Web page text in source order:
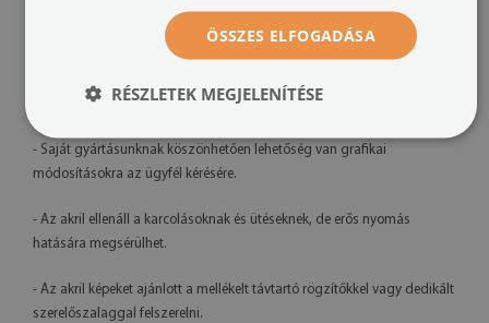
További információk:
kalibrációja és a használt tinta típusa miatt.
- Saját gyártásunknak köszönhetően lehetőség van grafikai
módosításokra az ügyfél kérésére.
- Az akril ellenáll a karcolásoknak és ütéseknek, de erős nyomás
hatására megsérülhet.
- Az akril képeket ajánlott a mellékelt távtartó rögzítőkkel vagy dedikált
szerelőszalaggal felszerelni.
ÖSSZES ELFOGADÁSA
RÉSZLETEK MEGJELENÍTÉSE